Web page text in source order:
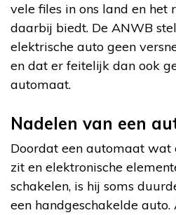
vele files in ons land en het
daarbij biedt. De ANWB
elektrische auto geen
en dat er feitelijk dan ook
automaat.
Nadelen van een
Doordat een automaat
zit en elektronische
schakelen, is hij soms
een handgeschakelde